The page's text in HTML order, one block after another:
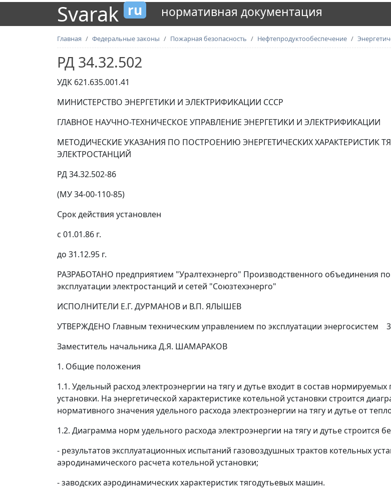
Svarak ru нормативная документация
Главная Федеральные законы Пожарная безопасность Нефтепродуктообеспечение
РД 34.32.502
УДК 621.635.001.41
МИНИСТЕРСТВО ЭНЕРГЕТИКИ И ЭЛЕКТРИФИКАЦИИ СССР
ГЛАВНОЕ НАУЧНО-ТЕХНИЧЕСКОЕ УПРАВЛЕНИЕ ЭНЕРГЕТИКИ И ЭЛЕКТРИФИКАЦИИ
МЕТОДИЧЕСКИЕ УКАЗАНИЯ ПО ПОСТРОЕНИЮ ЭНЕРГЕТИЧЕСКИХ ХАРАКТЕРИСТИК
ЭЛЕКТРОСТАНЦИЙ
РД 34.32.502-86
(МУ 34-00-110-85)
Срок действия установлен
с 01.01.86 г.
до 31.12.95 г.
РАЗРАБОТАНО предприятием "Уралтехэнерго" Производственного объединения
эксплуатации электростанций и сетей "Союзтехэнерго"
ИСПОЛНИТЕЛИ Е.Г. ДУРМАНОВ и В.П. ЯЛЫШЕВ
УТВЕРЖДЕНО Главным техническим управлением по эксплуатации энергосистем
Заместитель начальника Д.Я. ШАМАРАКОВ
1. Общие положения
1.1. Удельный расход электроэнергии на тягу и дутье входит в состав
установки. На энергетической характеристике котельной установки строится
нормативного значения удельного расхода электроэнергии на тягу и дутье от
1.2. Диаграмма норм удельного расхода электроэнергии на тягу и дутье строится
- результатов эксплуатационных испытаний газовоздушных трактов котельных
аэродинамического расчета котельной установки;
- заводских аэродинамических характеристик тягодутьевых машин.